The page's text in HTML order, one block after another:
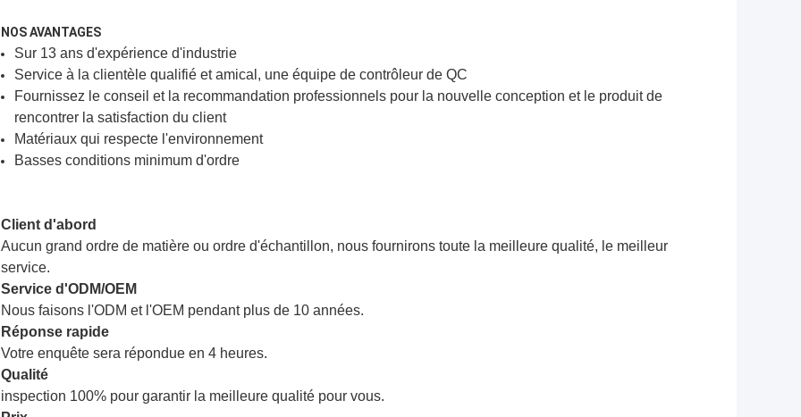
NOS AVANTAGES
Sur 13 ans d'expérience d'industrie
Service à la clientèle qualifié et amical, une équipe de contrôleur de QC
Fournissez le conseil et la recommandation professionnels pour la nouvelle conception et le produit de
rencontrer la satisfaction du client
Matériaux qui respecte l'environnement
Basses conditions minimum d'ordre
Client d'abord
Aucun grand ordre de matière ou ordre d'échantillon, nous fournirons toute la meilleure qualité, le meilleur
service.
Service d'ODM/OEM
Nous faisons l'ODM et l'OEM pendant plus de 10 années.
Réponse rapide
Votre enquête sera répondue en 4 heures.
Qualité
inspection 100% pour garantir la meilleure qualité pour vous.